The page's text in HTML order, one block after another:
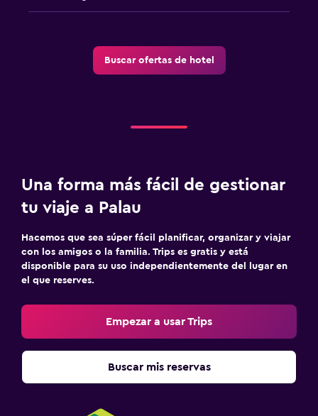
Terraza/patio
Perchero
Armario o clóset
Actividades
Tienda de regalos
Submarinismo
Buscar ofertas de hotel
Una forma más fácil de gestionar
tu viaje a Palau
Hacemos que sea súper fácil planificar, organizar y viajar
con los amigos o la familia. Trips es gratis y está
disponible para su uso independientemente del lugar en
el que reserves.
Empezar a usar Trips
Buscar mis reservas